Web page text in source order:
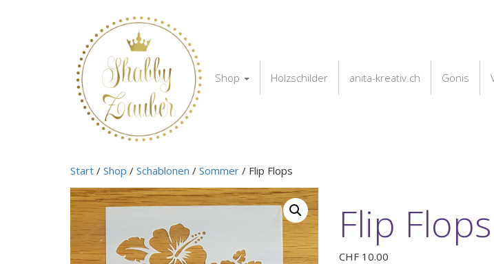
Shop Holzschilder anita-kreativ.ch Gonis
Start / Shop / Schablonen / Sommer / Flip Flops
Flip Flops
CHF 10.00